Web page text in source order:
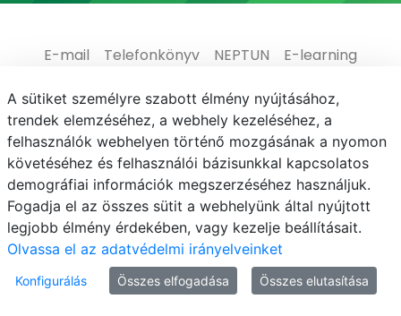
E-mail Telefonkönyv NEPTUN
E-learning
Adatvédelem
© MATE 2021
A sütiket személyre szabott élmény nyújtásához,
trendek elemzéséhez, a webhely kezeléséhez, a
felhasználók webhelyen történő mozgásának a nyomon
követéséhez és felhasználói bázisunkkal kapcsolatos
demográfiai információk megszerzéséhez használjuk.
Fogadja el az összes sütit a webhelyünk által nyújtott
legjobb élmény érdekében, vagy kezelje beállításait.
Olvassa el az adatvédelmi irányelveinket
Konfigurálás Összes elfogadása Összes elutasítása